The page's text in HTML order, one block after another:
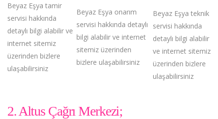
Beyaz Eşya tamir
servisi hakkında
detaylı bilgi alabilir ve
internet sitemiz
üzerinden bizlere
ulaşabilirsiniz
Beyaz Eşya onarım
servisi hakkında detaylı
bilgi alabilir ve internet
sitemiz üzerinden
bizlere ulaşabilirsiniz
Beyaz Eşya teknik
servisi hakkında
detaylı bilgi alabilir
ve internet sitemiz
üzerinden bizlere
ulaşabilirsiniz
2. Altus Çağrı Merkezi;